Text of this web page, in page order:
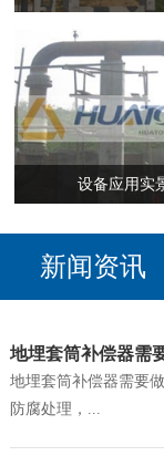
设备应用实
新闻资讯
地埋套筒补偿器需
地埋套筒补偿器需要
防腐处理，...